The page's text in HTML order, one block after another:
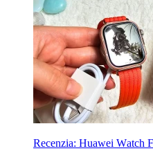
Recenzia: Huawei Watch